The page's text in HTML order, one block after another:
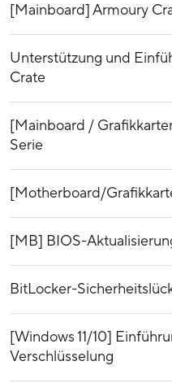
[Mainboard] Armoury
Unterstützung und
Crate
[Mainboard /
Serie
[Motherboard/
[MB] BIOS-
BitLocker-
[Windows 11/10]
Verschlüsselung